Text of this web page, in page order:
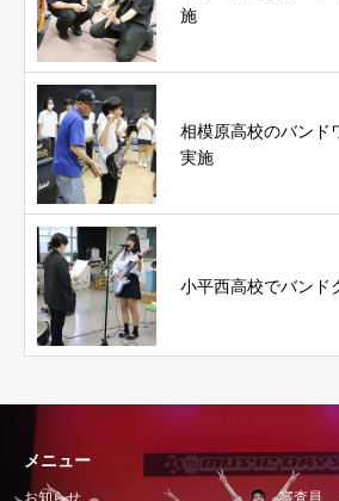
施
相模原高校のバンド
実施
小平西高校でバンド
メニュー
お知らせ 審査員